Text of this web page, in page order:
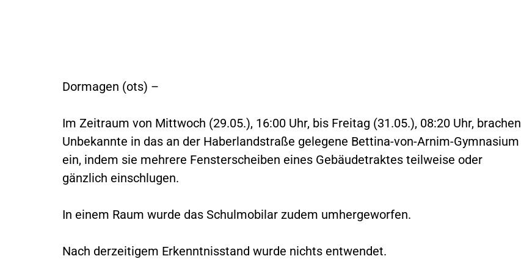
Dormagen (ots) –
Im Zeitraum von Mittwoch (29.05.), 16:00 Uhr, bis Freitag (31.05.), 08:20 Uhr, brachen
Unbekannte in das an der Haberlandstraße gelegene Bettina-von-Arnim-Gymnasium
ein, indem sie mehrere Fensterscheiben eines Gebäudetraktes teilweise oder
gänzlich einschlugen.
In einem Raum wurde das Schulmobilar zudem umhergeworfen.
Nach derzeitigem Erkenntnisstand wurde nichts entwendet.